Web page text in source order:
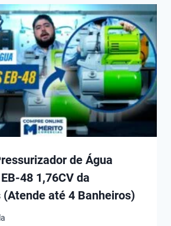
de Água
48 1,76CV da
(Atende até 4 Banheiros)